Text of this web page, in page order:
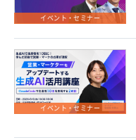
イベント・セミナー
イベント・セミナー